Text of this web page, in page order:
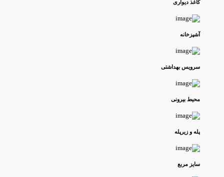
کاغذ دیواری
آشپزخانه
سرویس بهداشتی
محیط بیرونی
پله و زیرپله
سایز مربع